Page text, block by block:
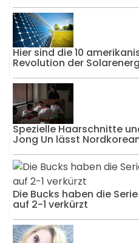
Hier sind die 10
Revolution der
Spezielle Haarschnitte
Jong Un lässt
Die Bucks haben die
auf 2-1 verkürzt